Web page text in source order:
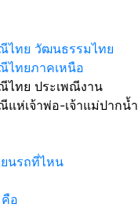
ไทย วัฒนธรรมไทย
ไทยภาคเหนือ
ไทย ประเพณีงาน
แห่เจ้าพ่อ-เจ้าแม่ปากน้ำ
ยนรถที่ไหน
อ